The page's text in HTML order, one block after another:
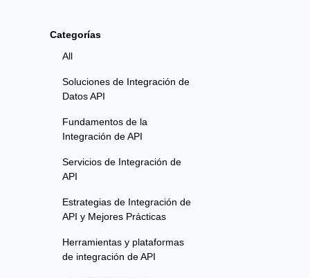
Categorías
All
Soluciones de Integración de
Datos API
Fundamentos de la
Integración de API
Servicios de Integración de
API
Estrategias de Integración de
API y Mejores Prácticas
Herramientas y plataformas
de integración de API